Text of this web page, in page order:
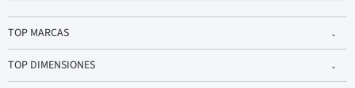
TOP MARCAS
TOP DIMENSIONES